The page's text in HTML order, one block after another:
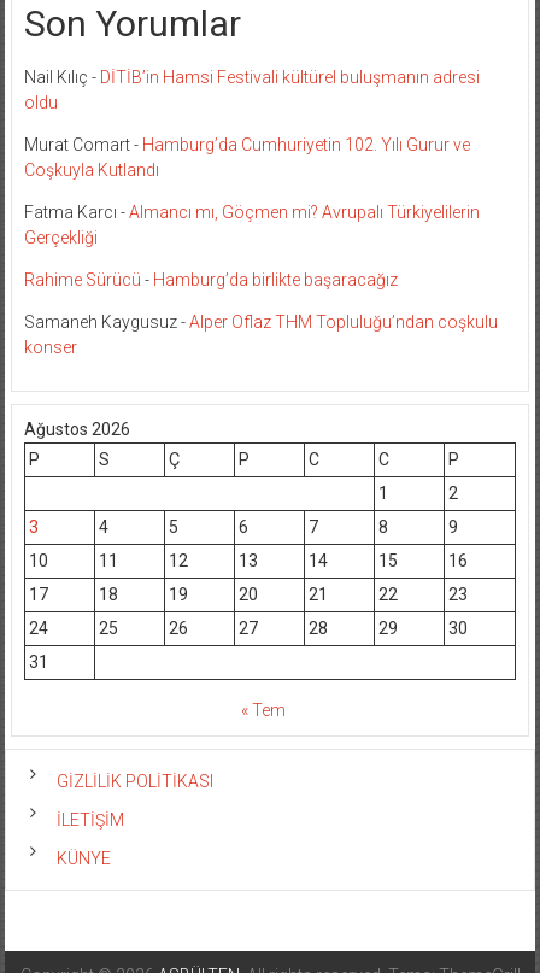
Son Yorumlar
Nail Kılıç - DİTİB’in Hamsi Festivali kültürel buluşmanın adresi
oldu
Murat Comart- Hamburg’da Cumhuriyetin 102. Yılı Gurur ve
Coşkuyla Kutlandı
Fatma Karcı -Almancı mı, Göçmen mi? Avrupalı Türkiyelilerin
Gerçekliği
Rahime Sürücü - Hamburg’da birlikte başaracağız
Samaneh Kaygusuz-Alper Oflaz THM Topluluğu’ndan coşkulu
konser
Ağustos 2026
P
S Ç P C C
P
1
2
3
4 5 6 7 8
9
10
11 12 13 14 15
16
17
18 19 20 21 22
23
24
25 26 27 28 29
30
31
« Tem
GİZLİLİK POLİTİKASI
İLETİŞİM
KÜNYE